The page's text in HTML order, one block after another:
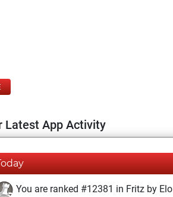
Latest App Activity
You are ranked #12381 in Fritz by Elo